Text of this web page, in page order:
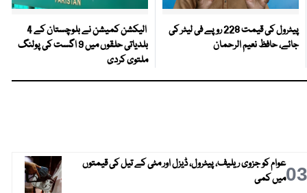
پیٹرول کی قیمت 228 روپے فی لیٹر کی
جائے، حافظ نعیم الرحمان
الیکشن کمیشن نے بلوچستان کے 4
بلدیاتی حلقوں میں 9 اگست کی پولنگ
ملتوی کردی
03عوام کو جزوی ریلیف، پیٹرول، ڈیزل اور مٹی کے تیل کی قیمتوں
میں کمی